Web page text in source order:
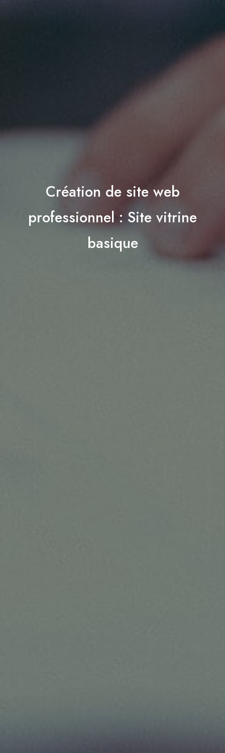
Création de site web
professionnel : Site vitrine
basique